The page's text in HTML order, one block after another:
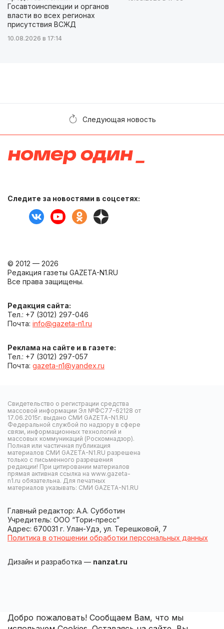
Госавтоинспекции и органов
власти во всех регионах
присутствия ВСЖД
10.08.2026 в 17:14
Следующая новость
Следите за новостями в соцсетях:
© 2012 — 2026
Редакция газеты GAZETA-N1.RU
Все права защищены.
Редакция сайта:
Тел.: +7 (3012) 297-046
Почта: info@gazeta-n1.ru
Реклама на сайте и в газете:
Тел.: +7 (3012) 297-057
Почта: gazeta-n1@yandex.ru
Свидетельство о регистрации средства
массовой информации Эл №ФС77-62128 от
17.06.2015г. выдано СМИ GAZETA-N1.RU
Федеральной службой по надзору в сфере
связи, информационных технологий и
массовых коммуникаций (Роскомнадзор).
Полная или частичная публикация
материалов СМИ GAZETA-N1.RU разрешена
только с письменного разрешения
редакции! При цитировании материалов
прямая активная ссылка на www.gazeta-
n1.ru обязательна. Для печатных
материалов указывать: СМИ GAZETA-N1.RU
Главный редактор: А.А. Субботин
Учредитель: ООО “Тори-пресс”
Адрес: 670031 г. Улан-Удэ, ул. Терешковой, 7
Политика в отношении обработки персональных данных
Дизайн и разработка — nanzat.ru
Добро пожаловать! Сообщаем Вам, что мы